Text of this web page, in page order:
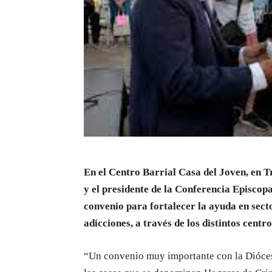
En el Centro Barrial Casa del Joven, en
y el presidente de la Conferencia
convenio para fortalecer la ayuda en
adicciones, a través de los distintos
“Un convenio muy importante con la